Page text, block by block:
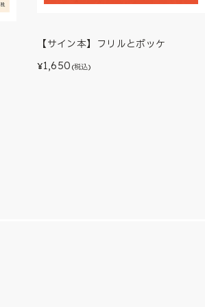
【サイン本】フリルとポッケ
¥1,650 (税込)